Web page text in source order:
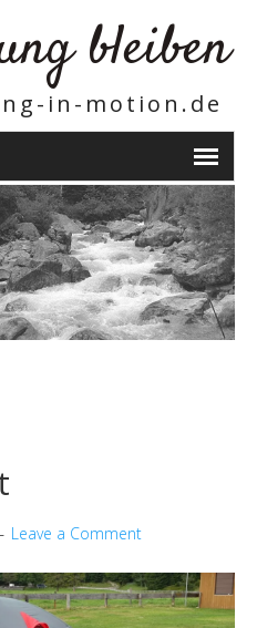
bleiben
in-motion.de
Leave a Comment